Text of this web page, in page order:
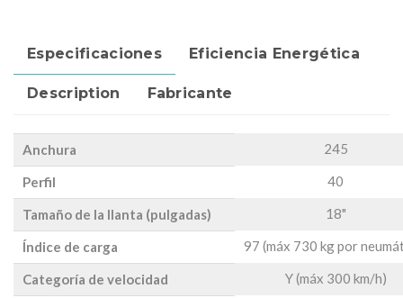
Especificaciones Eficiencia Energética
Description Fabricante
Anchura 245
Perfil 40
Tamaño de la llanta (pulgadas) 18"
Índice de carga 97 (máx 730 kg por
Categoría de velocidad Y (máx 300 km/h)